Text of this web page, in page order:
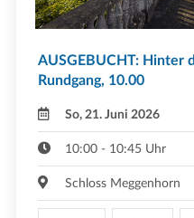
AUSGEBUCHT: Hinter
Rundgang, 10.00
So, 21. Juni 2026
10:00 - 10:45 Uhr
Schloss Meggenhorn